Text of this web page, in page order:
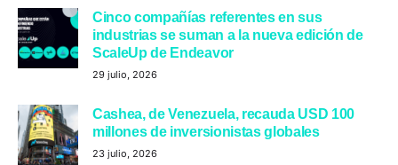
Cinco compañías referentes en sus
industrias se suman a la nueva edición de
ScaleUp de Endeavor
29 julio, 2026
Cashea, de Venezuela, recauda USD 100
millones de inversionistas globales
23 julio, 2026